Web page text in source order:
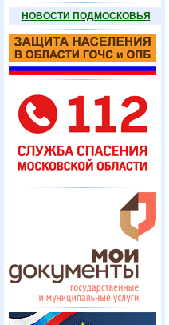
НОВОСТИ ПОДМОСКОВЬЯ